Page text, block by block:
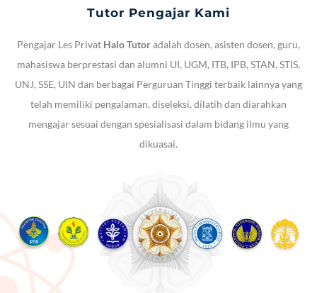
Tutor Pengajar Kami
Pengajar Les Privat Halo Tutoradalah dosen, asisten dosen, guru,
mahasiswa berprestasi dan alumni UI, UGM, ITB, IPB, STAN, STIS,
UNJ, SSE, UIN dan berbagai Perguruan Tinggi terbaik lainnya yang
telah memiliki pengalaman, diseleksi, dilatih dan diarahkan
mengajar sesuai dengan spesialisasi dalam bidang ilmu yang
dikuasai.